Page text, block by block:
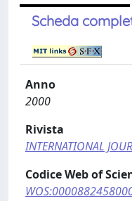
Scheda
Anno
2000
Rivista
INTERNATIONAL
Codice Web of